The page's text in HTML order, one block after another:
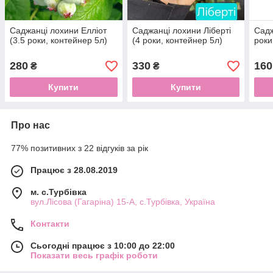
Саджанці лохини Елліот
(3.5 роки, контейнер 5л)
280 ₴
Купити
Саджанці лохини Ліберті
(4 роки, контейнер 5л)
330₴
Купити
160
Про нас
77% позитивних з 22 відгуків за рік
Працює з 28.08.2019
м. с.Турбівка
вул.Лісова (Гагаріна) 15-А, с.Турбівка, Україна
Контакти
Сьогодні працює з 10:00 до 22:00
Показати весь графік роботи